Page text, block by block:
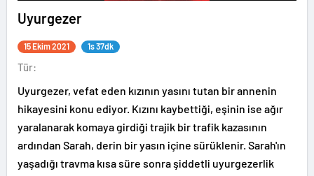
Uyurgezer
15 Ekim 2021 1s 37dk
Tür:
Uyurgezer, vefat eden kızının yasını tutan bir annenin
hikayesini konu ediyor. Kızını kaybettiği, eşinin ise ağır
yaralanarak komaya girdiği trajik bir trafik kazasının
ardından Sarah, derin bir yasın içine sürüklenir. Sarah'ın
yaşadığı travma kısa süre sonra şiddetli uyurgezerlik